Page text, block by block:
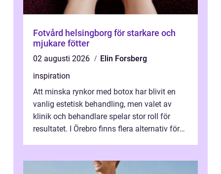
Fotvård helsingborg för starkare och
mjukare fötter
02 augusti 2026
Elin Forsberg
inspiration
Att minska rynkor med botox har blivit en
vanlig estetisk behandling, men valet av
klinik och behandlare spelar stor roll för
resultatet. I Örebro finns flera alternativ för